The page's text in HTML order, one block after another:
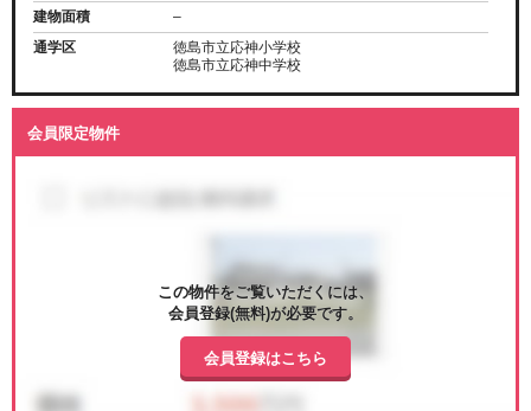
建物面積
–
通学区
徳島市立応神小学校
徳島市立応神中学校
会員限定物件
この物件をご覧いただくには、
会員登録(無料)が必要です。
会員登録はこちら